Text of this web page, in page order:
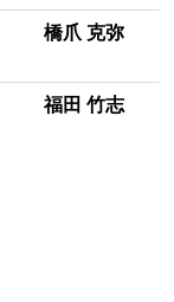
橋爪 克弥
福田 竹志